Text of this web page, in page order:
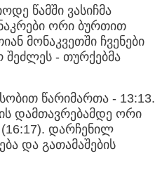
წამში ვასიჩმა
ორი ბურთით
მონაკვეთში ჩვენები
შეძლეს - თურქებმა
წარიმართა - 13:13.
დამთავრებამდე ორი
(16:17). დარჩენილ
და გათამაშების